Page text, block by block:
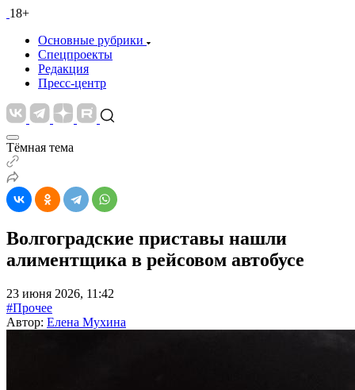
18+
Основные рубрики
Спецпроекты
Редакция
Пресс-центр
Тёмная тема
Волгоградские приставы нашли
алиментщика в рейсовом автобусе
23 июня 2026, 11:42
#Прочее
Автор: Елена Мухина